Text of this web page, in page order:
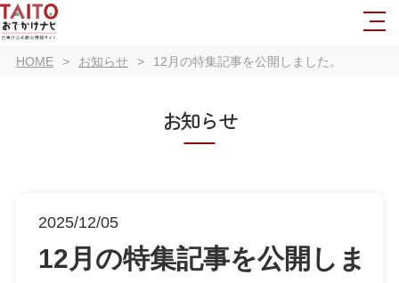
HOME お知らせ 12月の特集記事を公開しました。
お知らせ
2025/12/05
12月の特集記事を公開しま